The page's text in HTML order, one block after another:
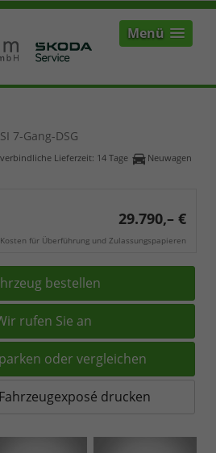
Menü
7-Gang-DSG
Lieferzeit: 14 Tage
Neuwagen
29.790,– €
für Überführung und Zulassungspapieren
bestellen
rufen Sie an
oder vergleichen
drucken